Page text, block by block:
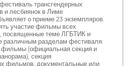
трансгендерных
и лесбиянок в Лиме
о приеме 23 экземпляров.
участие фильмы всех
посвященные теме ЛГБТИК и
различным разделам фестиваля:
(официальная секция и
секция
фильмов, документальные или